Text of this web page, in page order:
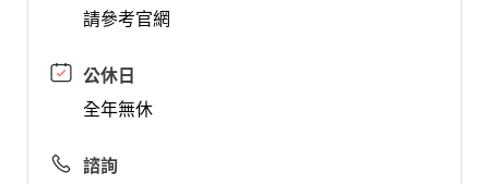
請參考官網
公休日
全年無休
諮詢